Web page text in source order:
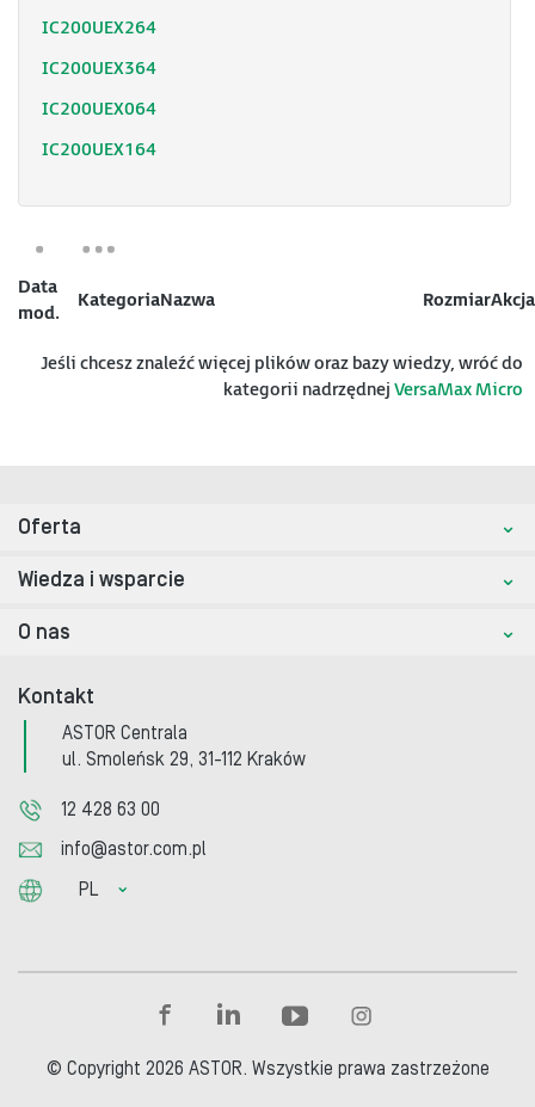
IC200UEX264
IC200UEX364
IC200UEX064
IC200UEX164
Data
mod.
KategoriaNazwa RozmiarAkcja
Jeśli chcesz znaleźć więcej plików oraz bazy wiedzy, wróć do
kategorii nadrzędnej VersaMax Micro
Oferta
Wiedza i wsparcie
O nas
Kontakt
ASTOR Centrala
ul. Smoleńsk 29, 31-112 Kraków
12 428 63 00
info@astor.com.pl
PL
© Copyright 2026 ASTOR. Wszystkie prawa zastrzeżone